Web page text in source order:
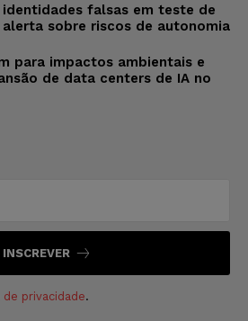
falsas em teste de
alerta sobre riscos de autonomia
para impactos ambientais e
de data centers de IA no
INSCREVER
de privacidade.